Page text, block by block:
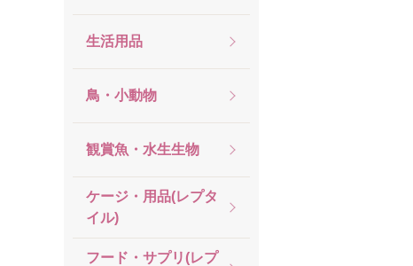
生活用品
鳥・小動物
観賞魚・水生生物
ケージ・用品(レプタ
イル)
フード・サプリ(レプ